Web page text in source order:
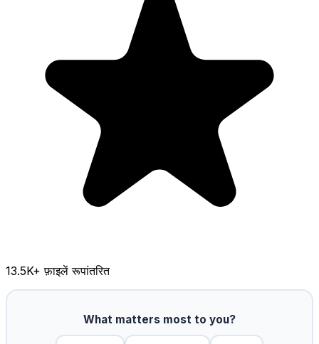
13.5K+ फ़ाइलें रूपांतरित
What matters most to you?